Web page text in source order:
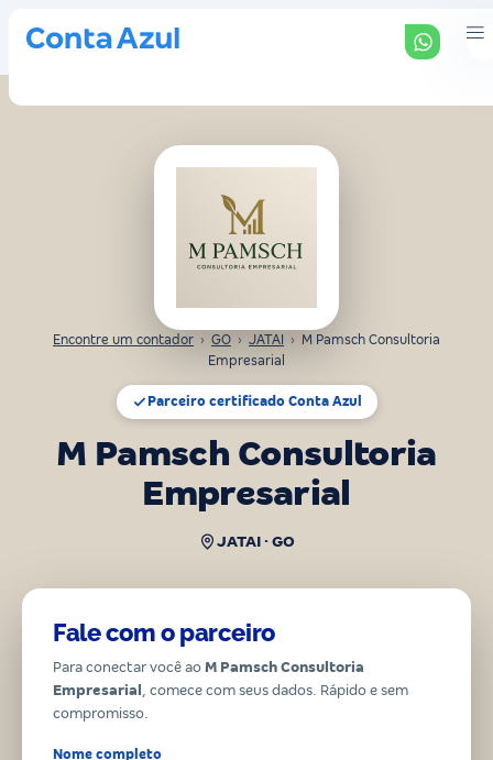
Encontre um contador › GO › JATAI › M Pamsch Consultoria
Empresarial
Parceiro certificado Conta Azul
M Pamsch Consultoria
Empresarial
JATAI · GO
Fale com o parceiro
Para conectar você ao M Pamsch Consultoria
Empresarial , comece com seus dados. Rápido e sem
compromisso.
Nome completo